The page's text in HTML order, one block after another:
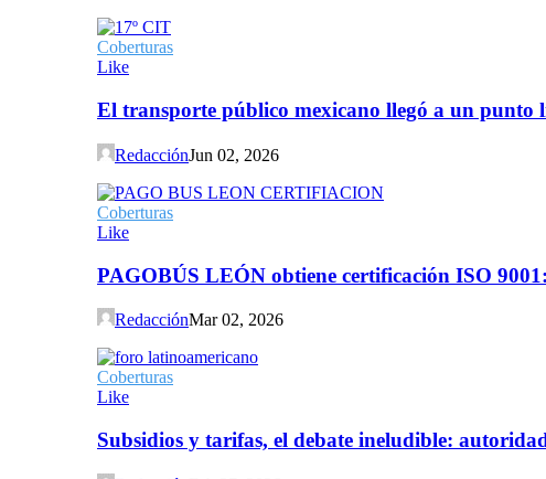
Coberturas
Like
El transporte público mexicano llegó a un
RedacciónJun 02, 2026
Coberturas
Like
PAGOBÚS LEÓN obtiene certificación ISO
RedacciónMar 02, 2026
Coberturas
Like
Subsidios y tarifas, el debate ineludible: